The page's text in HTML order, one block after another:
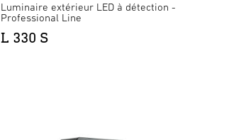
Luminaire extérieur LED à détection -
Professional Line
L 330 S